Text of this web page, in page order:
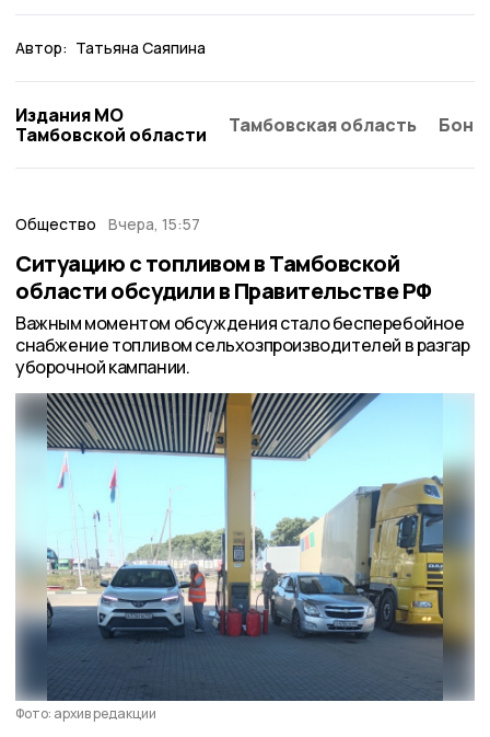
Автор: Татьяна Саяпина
Издания МО
Тамбовской области
Тамбовская область
Общество Вчера, 15:57
Ситуацию с топливом в Тамбовской
области обсудили в Правительстве РФ
Важным моментом обсуждения стало бесперебойное
снабжение топливом сельхозпроизводителей в разгар
уборочной кампании.
Фото: архив редакции